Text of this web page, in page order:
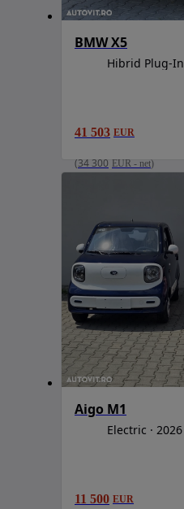
BMW X5
Hibrid Plug-In
41 503 EUR
(34 300 EUR - net)
Aigo M1
Electric 2026
11 500 EUR